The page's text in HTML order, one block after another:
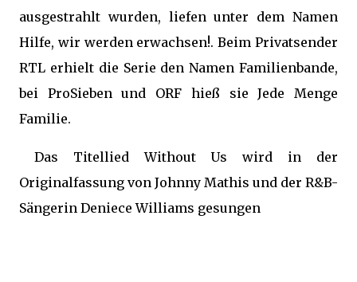
ausgestrahlt wurden, liefen unter dem Namen
Hilfe, wir werden erwachsen!. Beim Privatsender
RTL erhielt die Serie den Namen Familienbande,
bei ProSieben und ORF hieß sie Jede Menge
Familie.
Das Titellied Without Us wird in der
Originalfassung von Johnny Mathis und der R&B-
Sängerin Deniece Williams gesungen